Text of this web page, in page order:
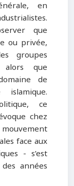
en
que
ou privée,
groupes
alors que
de
ce
chez
face aux
- s’est
années